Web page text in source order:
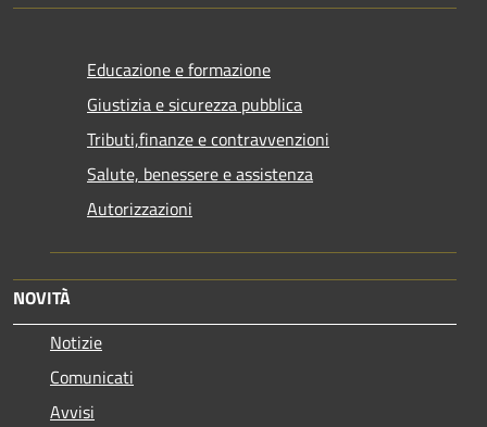
Educazione e formazione
Giustizia e sicurezza pubblica
Tributi,finanze e contravvenzioni
Salute, benessere e assistenza
Autorizzazioni
NOVITÀ
Notizie
Comunicati
Avvisi